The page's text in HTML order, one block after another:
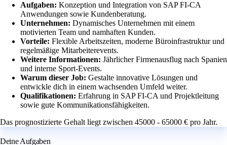
Aufgaben: Konzeption und Integration von SAP FI-CA
Anwendungen sowie Kundenberatung.
Unternehmen: Dynamisches Unternehmen mit einem
motivierten Team und namhaften Kunden.
Vorteile: Flexible Arbeitszeiten, moderne Büroinfrastruktur und
regelmäßige Mitarbeiterevents.
Weitere Informationen: Jährlicher Firmenausflug nach Spanien
und interne Sport-Events.
Warum dieser Job: Gestalte innovative Lösungen und
entwickle dich in einem wachsenden Umfeld weiter.
Qualifikationen: Erfahrung in SAP FI-CA und Projektleitung
sowie gute Kommunikationsfähigkeiten.
Das prognostizierte Gehalt liegt zwischen 45000 - 65000 € pro Jahr.
Deine Aufgaben